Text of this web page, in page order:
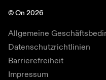
© On 2026
Allgemeine
Datenschutzrichtlinien
Barrierefreiheit
Impressum